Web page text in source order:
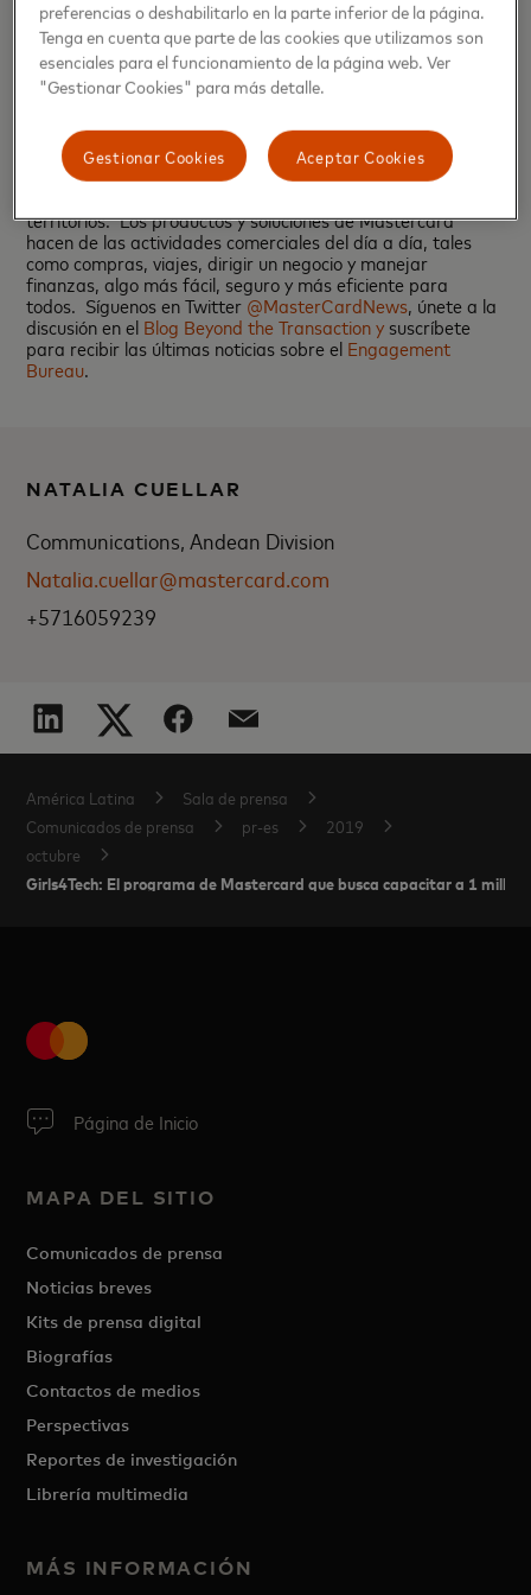
Acerca de Mastercard
compañía de tecnología dentro de la industria de pagos
globales. Nuestra red global de procesamiento de pagos
conecta a consumidores, instituciones financieras,
territorios. Los productos y soluciones de Mastercard
hacen de las actividades comerciales del día a día, tales
como compras, viajes, dirigir un negocio y manejar
finanzas, algo más fácil, seguro y más eficiente para
todos. Síguenos en Twitter @MasterCardNews, únete a la
discusión en el Blog Beyond the Transactiony suscríbete
para recibir las últimas noticias sobre el Engagement
Bureau.
NATALIA CUELLAR
Communications, Andean Division
Natalia.cuellar@mastercard.com
+5716059239
América Latina
Sala de prensa
Comunicados de prensa
pr-es
2019
octubre
Girls4Tech: El programa de Mastercard que busca capacitar a 1 millón
Página de Inicio
MAPA DEL SITIO
Comunicados de prensa
Noticias breves
Kits de prensa digital
Biografías
Contactos de medios
Perspectivas
Reportes de investigación
Librería multimedia
MÁS INFORMACIÓN
preferencias o deshabilitarlo en la parte inferior de la página.
Tenga en cuenta que parte de las cookies que utilizamos son
esenciales para el funcionamiento de la página web. Ver
"Gestionar Cookies" para más detalle.
Aceptar Cookies
Gestionar Cookies